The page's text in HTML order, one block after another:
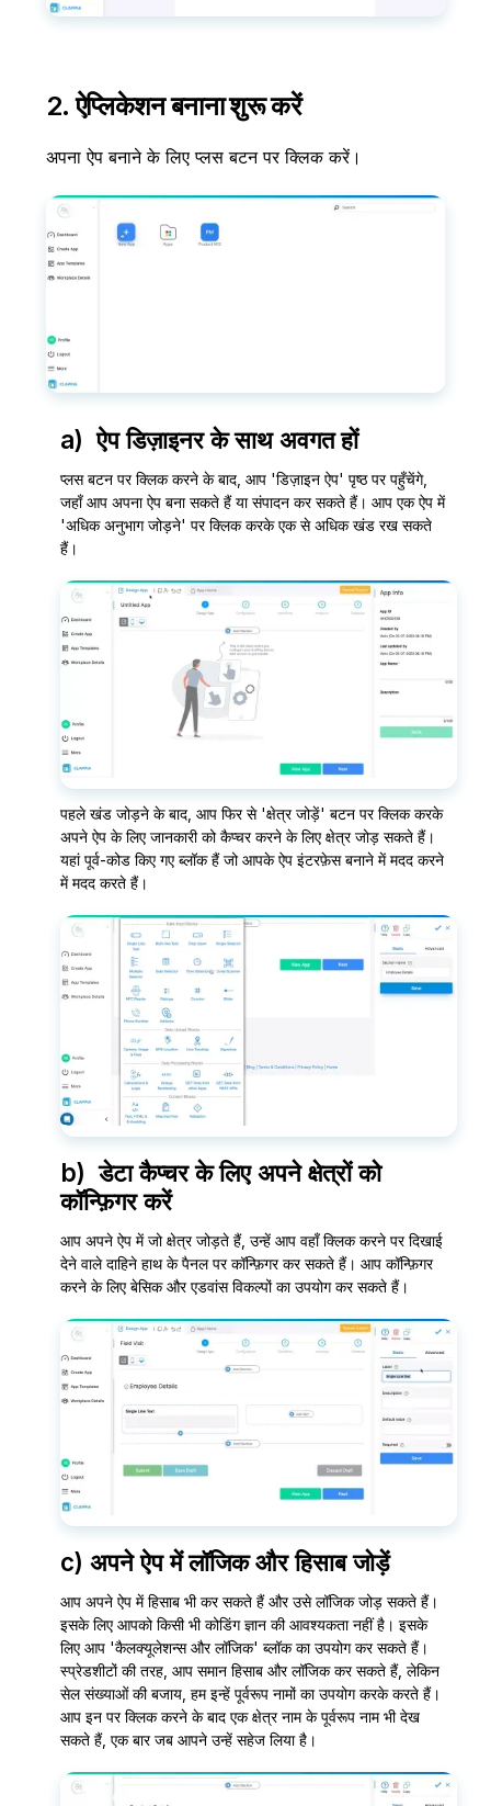
2. ऐप्लिकेशन बनाना शुरू करें
अपना ऐप बनाने के लिए प्लस बटन पर क्लिक करें।
a) ऐप डिज़ाइनर के साथ अवगत हों
प्लस बटन पर क्लिक करने के बाद, आप 'डिज़ाइन ऐप' पृष्ठ पर पहुँचेंगे,
जहाँ आप अपना ऐप बना सकते हैं या संपादन कर सकते हैं। आप एक ऐप में
'अधिक अनुभाग जोड़ने' पर क्लिक करके एक से अधिक खंड रख सकते
हैं।
पहले खंड जोड़ने के बाद, आप फिर से 'क्षेत्र जोड़ें' बटन पर क्लिक करके
अपने ऐप के लिए जानकारी को कैप्चर करने के लिए क्षेत्र जोड़ सकते हैं।
यहां पूर्व-कोड किए गए ब्लॉक हैं जो आपके ऐप इंटरफ़ेस बनाने में मदद करने
में मदद करते हैं।
b) डेटा कैप्चर के लिए अपने क्षेत्रों को
कॉन्फ़िगर करें
आप अपने ऐप में जो क्षेत्र जोड़ते हैं, उन्हें आप वहाँ क्लिक करने पर दिखाई
देने वाले दाहिने हाथ के पैनल पर कॉन्फ़िगर कर सकते हैं। आप कॉन्फ़िगर
करने के लिए बेसिक और एडवांस विकल्पों का उपयोग कर सकते हैं।
c) अपने ऐप में लॉजिक और हिसाब जोड़ें
आप अपने ऐप में हिसाब भी कर सकते हैं और उसे लॉजिक जोड़ सकते हैं।
इसके लिए आपको किसी भी कोडिंग ज्ञान की आवश्यकता नहीं है। इसके
लिए आप 'कैलक्यूलेशन्स और लॉजिक' ब्लॉक का उपयोग कर सकते हैं।
स्प्रेडशीटों की तरह, आप समान हिसाब और लॉजिक कर सकते हैं, लेकिन
सेल संख्याओं की बजाय, हम इन्हें पूर्वरूप नामों का उपयोग करके करते हैं।
आप इन पर क्लिक करने के बाद एक क्षेत्र नाम के पूर्वरूप नाम भी देख
सकते हैं, एक बार जब आपने उन्हें सहेज लिया है।